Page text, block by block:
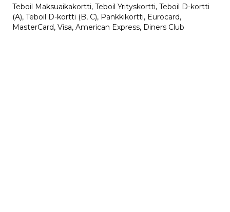
Teboil Maksuaikakortti, Teboil Yrityskortti, Teboil D-kortti
(A), Teboil D-kortti (B, C), Pankkikortti, Eurocard,
MasterCard, Visa, American Express, Diners Club